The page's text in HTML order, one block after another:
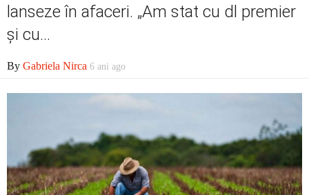
Prima
Externe
lanseze în afaceri. „Am stat cu dl premier
și cu...
By Gabriela Nirca 6 ani ago